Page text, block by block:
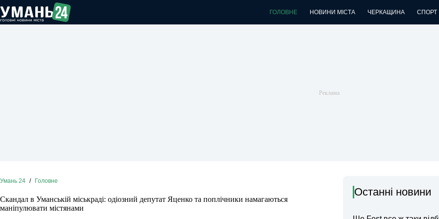
до
вмісту
ГОЛОВНЕ НОВИНИ МІСТА ЧЕРКАЩИНА СПОРТ
Умань 24 / Головне
Скандал в Уманській міськраді: одіозний депутат Яценко та поплічники намагаються
маніпулювати містянами
Останні новини